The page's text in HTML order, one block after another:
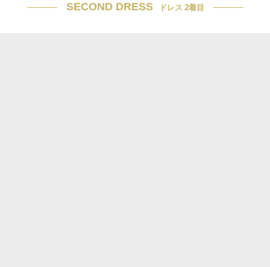
SECOND DRESS ドレス 2着目